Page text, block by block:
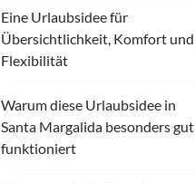
Eine Urlaubsidee für
Übersichtlichkeit, Komfort und
Flexibilität
Warum diese Urlaubsidee in
Santa Margalida besonders gut
funktioniert